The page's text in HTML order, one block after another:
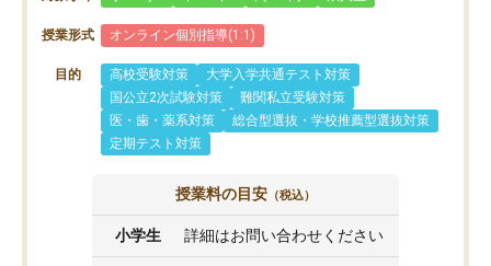
授業形式 オンライン個別指導(1:1)
目的 高校受験対策
大学入学共通テスト対策
国公立2次試験対策
難関私立受験対策
医・歯・薬系対策
総合型選抜・学校推薦型選抜対策
定期テスト対策
授業料の目安 （税込）
小学生 詳細はお問い合わせください